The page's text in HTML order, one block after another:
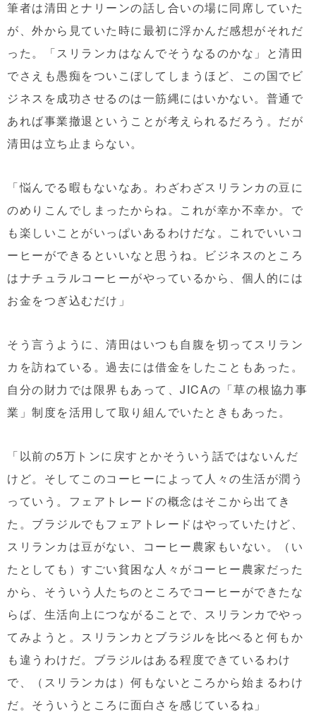
筆者は清田とナリーンの話し合いの場に同席していた
が、外から見ていた時に最初に浮かんだ感想がそれだ
った。「スリランカはなんでそうなるのかな」と清田
でさえも愚痴をついこぼしてしまうほど、この国でビ
ジネスを成功させるのは一筋縄にはいかない。普通で
あれば事業撤退ということが考えられるだろう。だが
清田は立ち止まらない。
「悩んでる暇もないなあ。わざわざスリランカの豆に
のめりこんでしまったからね。これが幸か不幸か。で
も楽しいことがいっぱいあるわけだな。これでいいコ
ーヒーができるといいなと思うね。ビジネスのところ
はナチュラルコーヒーがやっているから、個人的には
お金をつぎ込むだけ」
そう言うように、清田はいつも自腹を切ってスリラン
カを訪ねている。過去には借金をしたこともあった。
自分の財力では限界もあって、JICAの「草の根協力事
業」制度を活用して取り組んでいたときもあった。
「以前の5万トンに戻すとかそういう話ではないんだ
けど。そしてこのコーヒーによって人々の生活が潤う
っていう。フェアトレードの概念はそこから出てき
た。ブラジルでもフェアトレードはやっていたけど、
スリランカは豆がない、コーヒー農家もいない。（い
たとしても）すごい貧困な人々がコーヒー農家だった
から、そういう人たちのところでコーヒーができたな
らば、生活向上につながることで、スリランカでやっ
てみようと。スリランカとブラジルを比べると何もか
も違うわけだ。ブラジルはある程度できているわけ
で、（スリランカは）何もないところから始まるわけ
だ。そういうところに面白さを感じているね」